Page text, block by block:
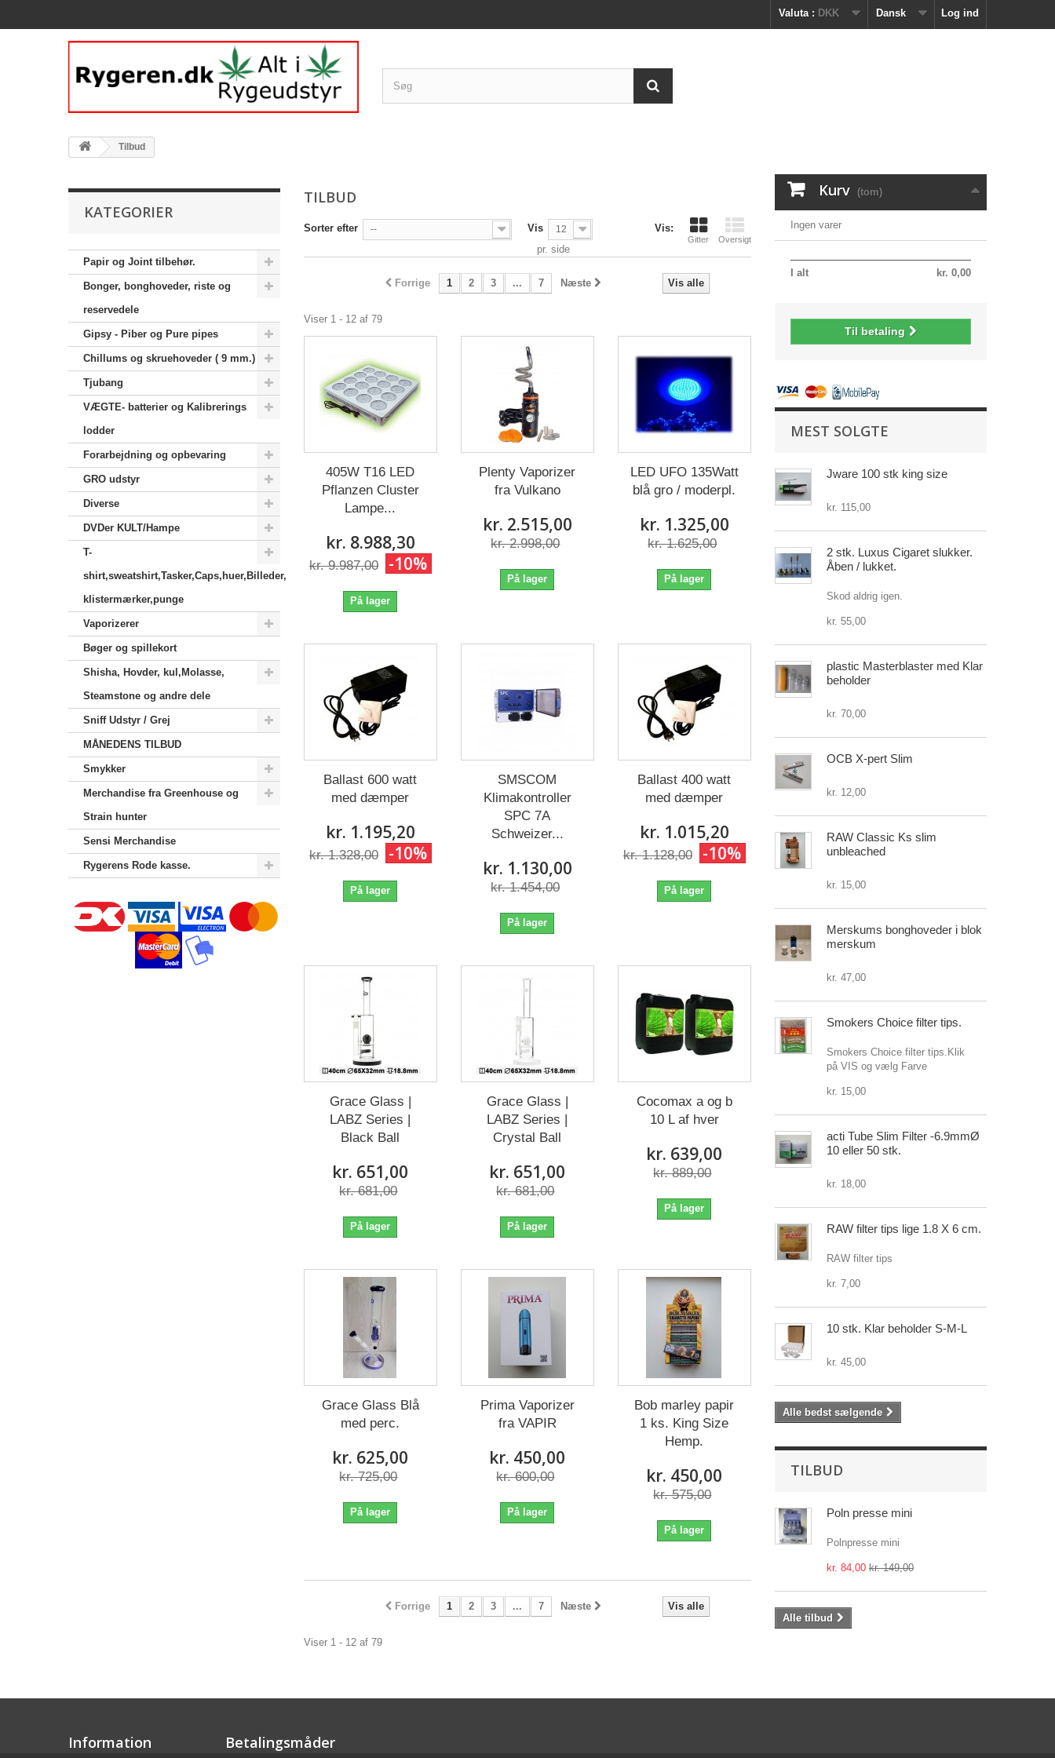
Log ind
Dansk
Valuta : DKK
Tilbud
KATEGORIER
Papir og Joint tilbehør.
Bonger, bonghoveder, riste og
reservedele
Gipsy - Piber og Pure pipes
Chillums og skruehoveder ( 9 mm.)
Tjubang
VÆGTE- batterier og Kalibrerings
lodder
Forarbejdning og opbevaring
GRO udstyr
Diverse
DVDer KULT/Hampe
T-
shirt,sweatshirt,Tasker,Caps,huer,Billeder,
klistermærker,punge
Vaporizerer
Bøger og spillekort
Shisha, Hovder, kul,Molasse,
Steamstone og andre dele
Sniff Udstyr / Grej
MÅNEDENS TILBUD
Smykker
Merchandise‎ fra Greenhouse og
Strain hunter
Sensi Merchandise‎
Rygerens Rode kasse.
TILBUD
Vis:
Gitter Oversigt
Sorter efter -- Vis 12
pr. side
Vis alle
Forrige 1 2 3 ... 7 Næste
Viser 1 - 12 af 79
405W T16 LED
Pflanzen Cluster
Lampe...
kr. 8.988,30
kr. 9.987,00 -10%
På lager
Plenty Vaporizer
fra Vulkano
kr. 2.515,00
kr. 2.998,00
På lager
LED UFO 135Watt
blå gro / moderpl.
kr. 1.325,00
kr. 1.625,00
På lager
Ballast 600 watt
med dæmper
kr. 1.195,20
kr. 1.328,00 -10%
På lager
SMSCOM
Klimakontroller
SPC 7A
Schweizer...
kr. 1.130,00
kr. 1.454,00
På lager
Ballast 400 watt
med dæmper
kr. 1.015,20
kr. 1.128,00 -10%
På lager
Grace Glass |
LABZ Series |
Black Ball
kr. 651,00
kr. 681,00
På lager
Grace Glass |
LABZ Series |
Crystal Ball
kr. 651,00
kr. 681,00
På lager
Cocomax a og b
10 L af hver
kr. 639,00
kr. 889,00
På lager
Grace Glass Blå
med perc.
kr. 625,00
kr. 725,00
På lager
Prima Vaporizer
fra VAPIR
kr. 450,00
kr. 600,00
På lager
Bob marley papir
1 ks. King Size
Hemp.
kr. 450,00
kr. 575,00
På lager
Vis alle
Forrige 1 2 3 ... 7 Næste
Viser 1 - 12 af 79
Kurv (tom)
Ingen varer
kr. 0,00
I alt
Til betaling
MEST SOLGTE
Jware 100 stk king size
kr. 115,00
2 stk. Luxus Cigaret slukker.
Åben / lukket.
Skod aldrig igen.
kr. 55,00
plastic Masterblaster med Klar
beholder
kr. 70,00
OCB X-pert Slim
kr. 12,00
RAW Classic Ks slim
unbleached
kr. 15,00
Merskums bonghoveder i blok
merskum
kr. 47,00
Smokers Choice filter tips.
Smokers Choice filter tips.Klik
på VIS og vælg Farve
kr. 15,00
acti Tube Slim Filter -6.9mmØ
10 eller 50 stk.
kr. 18,00
RAW filter tips lige 1.8 X 6 cm.
RAW filter tips
kr. 7,00
10 stk. Klar beholder S-M-L
kr. 45,00
Alle bedst sælgende
TILBUD
Poln presse mini
Polnpresse mini
kr. 84,00 kr. 149,00
Alle tilbud
Information Betalingsmåder